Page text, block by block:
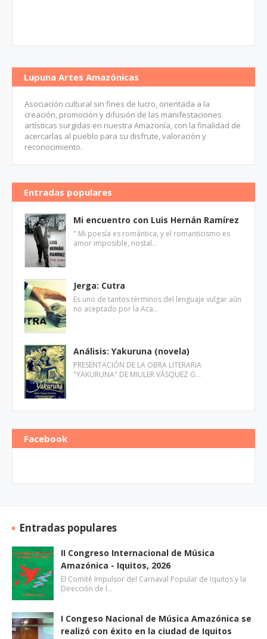
Lupuna Artes Amazónicas
Asociación cultural sin fines de lucro, orientada a la
creación, promoción y difusión de las manifestaciones
artísticas surgidas en nuestra Amazonía, con la finalidad de
acercarlas al pueblo para su disfrute, valoración y
reconocimiento.
Entradas populares
Mi encuentro con Luis Hernán Ramírez
" Mi poesía es romántica, y el romanticismo es
amor imposible, nostal…
Jerga: Cutra
Es uno de tantos términos del lenguaje vulgar aún
no aceptado por la Aca…
Análisis: Yakuruna (novela)
PRESENTACIÓN DE LA OBRA LITERARIA
"YAKURUNA" DE MIULER VÁSQUEZ G…
Facebook
Entradas populares
II Congreso Internacional de Música
Amazónica - Iquitos, 2026
El Comité Impulsor del Carnaval Popular de Iquitos y la
Dirección de l…
I Congeso Nacional de Música Amazónica se
realizó con éxito en la ciudad de Iquitos